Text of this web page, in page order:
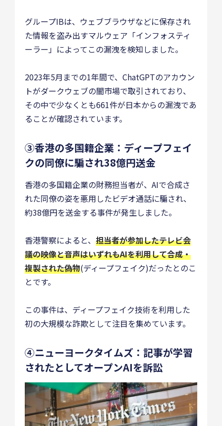
グループIBは、ウェブブラウザなどに保存され
た情報を盗み出すマルウェア「インフォスティ
ーラー」によってこの漏洩を検知しました。
2023年5月までの1年間で、ChatGPTのアカウン
トがダークウェブの闇市場で取引されており、
その中で少なくとも661件が日本からの漏洩であ
ることが確認されています。
③香港の多国籍企業：ディープフェイ
クの同僚に騙され38億円送金
香港の多国籍企業の財務担当者が、AIで合成さ
れた同僚の姿を悪用したビデオ通話に騙され、
約38億円を送金する事件が発生しました。
香港警察によると、 担当者が参加したテレビ会
議の映像と音声はいずれもAIを利用して合成・
複製された偽物(ディープフェイク)だったとのこ
とです。
この事件は、ディープフェイク技術を利用した
初の大規模な詐欺として注目を集めています。
④ニューヨークタイムズ：記事が学習
されたとしてオープンAIを訴訟